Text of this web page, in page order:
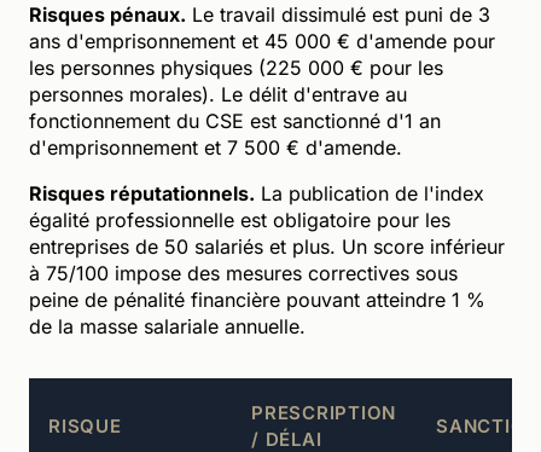
Risques pénaux. Le travail dissimulé est puni de 3
ans d'emprisonnement et 45 000 € d'amende pour
les personnes physiques (225 000 € pour les
personnes morales). Le délit d'entrave au
fonctionnement du CSE est sanctionné d'1 an
d'emprisonnement et 7 500 € d'amende.
Risques réputationnels. La publication de l'index
égalité professionnelle est obligatoire pour les
entreprises de 50 salariés et plus. Un score inférieur
à 75/100 impose des mesures correctives sous
peine de pénalité financière pouvant atteindre 1 %
de la masse salariale annuelle.
RISQUE
PRESCRIPTION
/ DÉLAI